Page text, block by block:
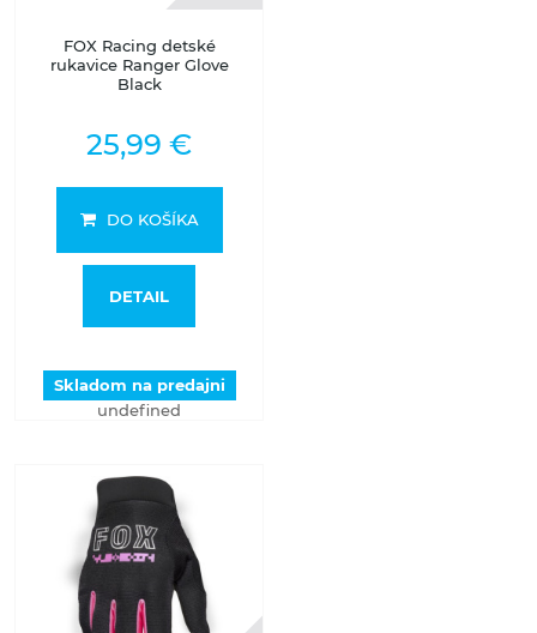
FOX Racing detské
rukavice Ranger Glove
Black
25,99 €
DO KOŠÍKA
DETAIL
Skladom na predajni
undefined